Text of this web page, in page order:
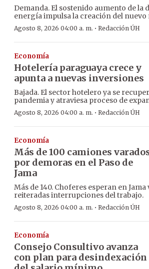
Demanda. El sostenido aumento de la
energía impulsa la creación del
Agosto 8, 2026 04:00 a. m. · Redacción ÚH
Economía
Hotelería paraguaya crece y
apunta a nuevas inversiones
Bajada. El sector hotelero ya se
pandemia y atraviesa proceso de
Agosto 8, 2026 04:00 a. m. · Redacción ÚH
Economía
Más de 100 camiones
por demoras en el Paso de
Jama
Más de 140. Choferes esperan en
reiteradas interrupciones del trabajo.
Agosto 8, 2026 04:00 a. m. · Redacción ÚH
Economía
Consejo Consultivo avanza
con plan para desindexación